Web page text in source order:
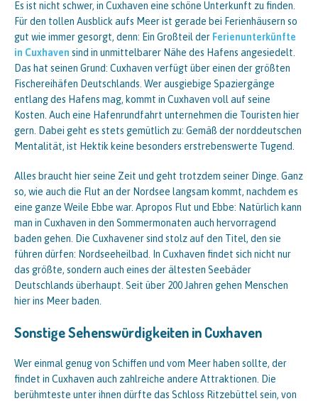
Es ist nicht schwer, in Cuxhaven eine schöne Unterkunft zu finden.
Für den tollen Ausblick aufs Meer ist gerade bei Ferienhäusern so
gut wie immer gesorgt, denn: Ein Großteil der Ferienunterkünfte
in Cuxhaven sind in unmittelbarer Nähe des Hafens angesiedelt.
Das hat seinen Grund: Cuxhaven verfügt über einen der größten
Fischereihäfen Deutschlands. Wer ausgiebige Spaziergänge
entlang des Hafens mag, kommt in Cuxhaven voll auf seine
Kosten. Auch eine Hafenrundfahrt unternehmen die Touristen hier
gern. Dabei geht es stets gemütlich zu: Gemäß der norddeutschen
Mentalität, ist Hektik keine besonders erstrebenswerte Tugend.
Alles braucht hier seine Zeit und geht trotzdem seiner Dinge. Ganz
so, wie auch die Flut an der Nordsee langsam kommt, nachdem es
eine ganze Weile Ebbe war. Apropos Flut und Ebbe: Natürlich kann
man in Cuxhaven in den Sommermonaten auch hervorragend
baden gehen. Die Cuxhavener sind stolz auf den Titel, den sie
führen dürfen: Nordseeheilbad. In Cuxhaven findet sich nicht nur
das größte, sondern auch eines der ältesten Seebäder
Deutschlands überhaupt. Seit über 200 Jahren gehen Menschen
hier ins Meer baden.
Sonstige Sehenswürdigkeiten in Cuxhaven
Wer einmal genug von Schiffen und vom Meer haben sollte, der
findet in Cuxhaven auch zahlreiche andere Attraktionen. Die
berühmteste unter ihnen dürfte das Schloss Ritzebüttel sein, von